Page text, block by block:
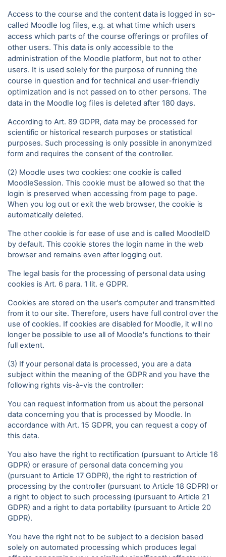
Access to the course and the content data is logged in so-
called Moodle log files, e.g. at what time which users
access which parts of the course offerings or profiles of
other users. This data is only accessible to the
administration of the Moodle platform, but not to other
users. It is used solely for the purpose of running the
course in question and for technical and user-friendly
optimization and is not passed on to other persons. The
data in the Moodle log files is deleted after 180 days.
According to Art. 89 GDPR, data may be processed for
scientific or historical research purposes or statistical
purposes. Such processing is only possible in anonymized
form and requires the consent of the controller.
(2) Moodle uses two cookies: one cookie is called
MoodleSession. This cookie must be allowed so that the
login is preserved when accessing from page to page.
When you log out or exit the web browser, the cookie is
automatically deleted.
The other cookie is for ease of use and is called MoodleID
by default. This cookie stores the login name in the web
browser and remains even after logging out.
The legal basis for the processing of personal data using
cookies is Art. 6 para. 1 lit. e GDPR.
Cookies are stored on the user's computer and transmitted
from it to our site. Therefore, users have full control over the
use of cookies. If cookies are disabled for Moodle, it will no
longer be possible to use all of Moodle's functions to their
full extent.
(3) If your personal data is processed, you are a data
subject within the meaning of the GDPR and you have the
following rights vis-à-vis the controller:
You can request information from us about the personal
data concerning you that is processed by Moodle. In
accordance with Art. 15 GDPR, you can request a copy of
this data.
You also have the right to rectification (pursuant to Article 16
GDPR) or erasure of personal data concerning you
(pursuant to Article 17 GDPR), the right to restriction of
processing by the controller (pursuant to Article 18 GDPR) or
a right to object to such processing (pursuant to Article 21
GDPR) and a right to data portability (pursuant to Article 20
GDPR).
You have the right not to be subject to a decision based
solely on automated processing which produces legal